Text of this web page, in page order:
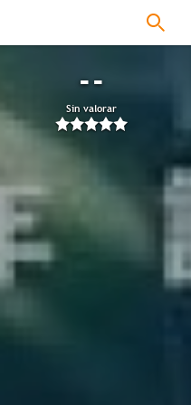
--
Sin valorar